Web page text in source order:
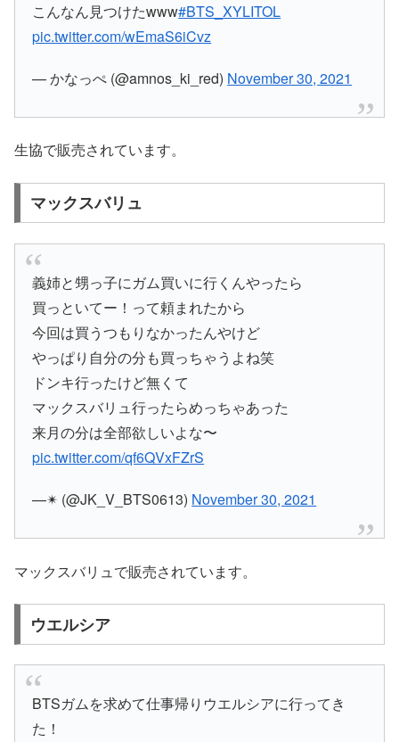
こんなん見つけたwww#BTS_XYLITOL
pic.twitter.com/wEmaS6iCvz
— かなっぺ (@amnos_ki_red) November 30, 2021
生協で販売されています。
マックスバリュ
義姉と甥っ子にガム買いに行くんやったら
買っといてー！って頼まれたから
今回は買うつもりなかったんやけど
やっぱり自分の分も買っちゃうよね笑
ドンキ行ったけど無くて
マックスバリュ行ったらめっちゃあった
来月の分は全部欲しいよな〜
pic.twitter.com/qf6QVxFZrS
—✴︎ (@JK_V_BTS0613) November 30, 2021
マックスバリュで販売されています。
ウエルシア
BTSガムを求めて仕事帰りウエルシアに行ってき
た！